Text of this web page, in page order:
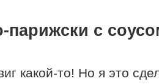
парижски с
какой-то! Но я это